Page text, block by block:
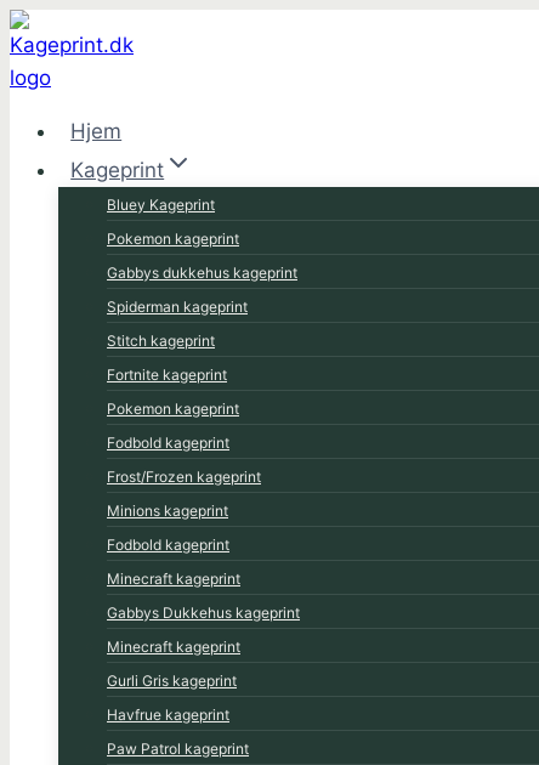
Fortsæt
til
indhold
Hjem
Kageprint
Bluey Kageprint
Pokemon kageprint
Gabbys dukkehus kageprint
Spiderman kageprint
Stitch kageprint
Fortnite kageprint
Pokemon kageprint
Fodbold kageprint
Frost/Frozen kageprint
Minions kageprint
Fodbold kageprint
Minecraft kageprint
Gabbys Dukkehus kageprint
Minecraft kageprint
Gurli Gris kageprint
Havfrue kageprint
Paw Patrol kageprint